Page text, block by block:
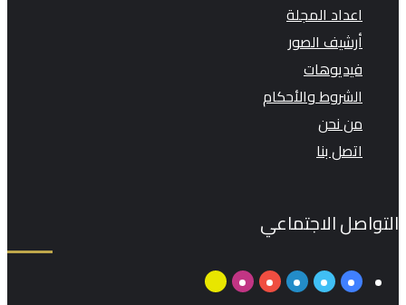
اعداد المجلة
أرشيف الصور
فيديوهات
الشروط والأحكام
من نحن
اتصل بنا
التواصل الاجتماعي
فيسبوك
تويترلينكدإنيوتيوبانستقرام
سناب